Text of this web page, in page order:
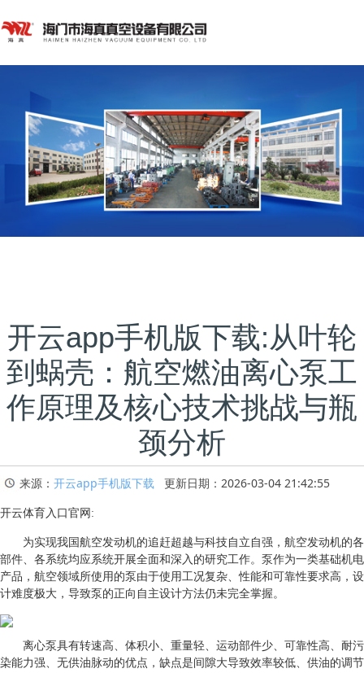
开云app手机版下载:从叶轮
到蜗壳：航空燃油离心泵工
作原理及核心技术挑战与瓶
颈分析
来源： 开云app手机版下载 更新日期：2026-03-04 21:42:55
开云体育入口官网:
为实现我国航空发动机的追赶超越与科技自立自强，航空发动机的各
部件、各系统均应系统开展全面和深入的研究工作。泵作为一类基础机电
产品，航空领域所使用的泵由于使用工况复杂、性能和可靠性要求高，设
计难度极大，导致泵的正向自主设计方法仍未完全掌握。
离心泵具有转速高、体积小、重量轻、运动部件少、可靠性高、耐污
染能力强、无供油脉动的优点，缺点是间隙大导致效率较低、供油的调节